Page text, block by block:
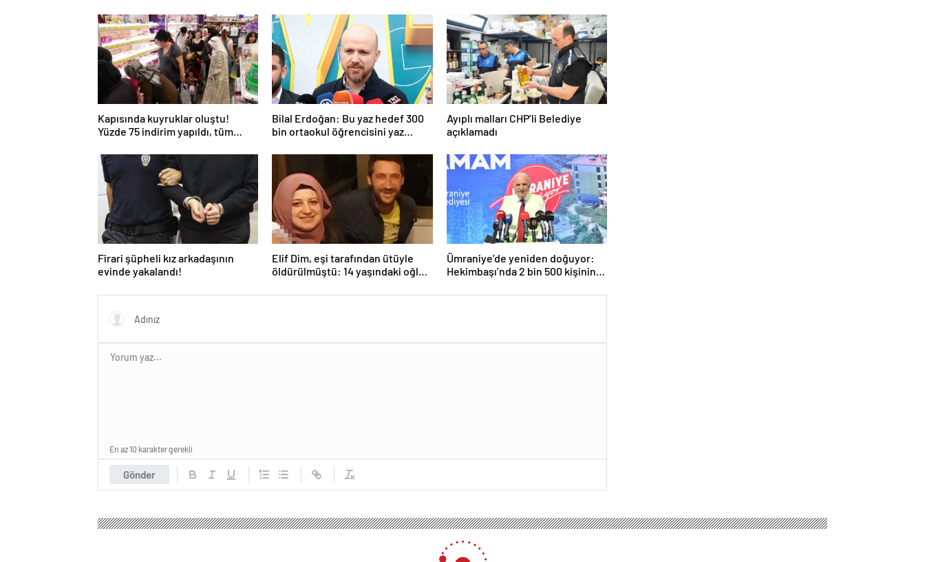
Kapısında kuyruklar oluştu!
Yüzde 75 indirim yapıldı, tüm
Bilal Erdoğan: Bu yaz hedef 300
bin ortaokul öğrencisini yaz
Ayıplı malları CHP’li Belediye
açıklamadı
Firari şüpheli kız arkadaşının
evinde yakalandı!
Elif Dim, eşi tarafından ütüyle
öldürülmüştü: 14 yaşındaki oğlu
Ümraniye’de yeniden doğuyor:
Hekimbaşı’nda 2 bin 500 kişinin
Gönder
En az 10 karakter gerekli
Işık Hadisesi’nde Hayal Kırıklığı